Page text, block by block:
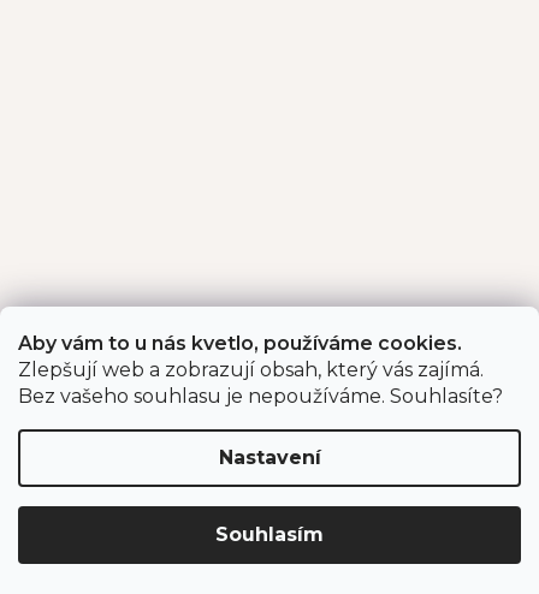
Aby vám to u nás kvetlo, používáme cookies.
Zlepšují web a zobrazují obsah, který vás zajímá.
Bez vašeho souhlasu je nepoužíváme. Souhlasíte?
Nastavení
Souhlasím